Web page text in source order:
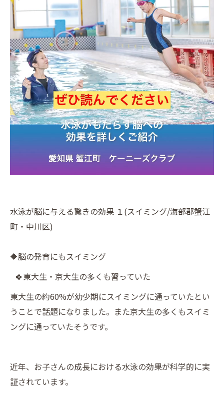
水泳が脳に与える驚きの効果 １(スイミング/海部郡蟹江
町・中川区)
🔶脳の発育にもスイミング
🍀東大生・京大生の多くも習っていた
東大生の約60%が幼少期にスイミングに通っていたとい
うことで話題になりました。また京大生の多くもスイミ
ングに通っていたそうです。
近年、お子さんの成長における水泳の効果が科学的に実
証されています。